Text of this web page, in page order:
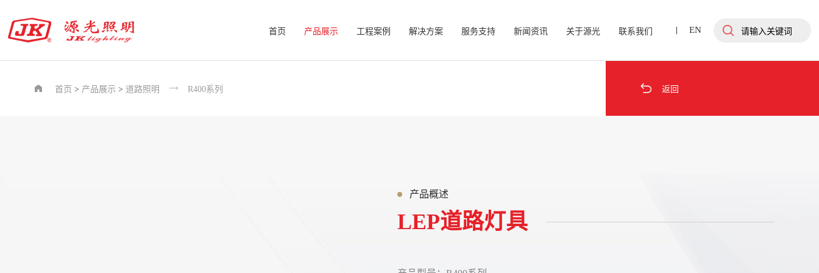
首页 产品展示 工程案例 解决方案 服务支持 新闻资讯 关于源光 联系我们 EN
 首页 > 产品展示 >道路照明  R400系列  返回
产品概述
LEP道路灯具